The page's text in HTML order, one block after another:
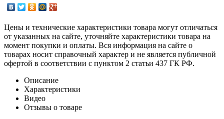
Цены и технические характеристики товара могут отличаться
от указанных на сайте, уточняйте характеристики товара на
момент покупки и оплаты. Вся информация на сайте о
товарах носит справочный характер и не является публичной
офертой в соответствии с пунктом 2 статьи 437 ГК РФ.
Описание
Характеристики
Видео
Отзывы о товаре